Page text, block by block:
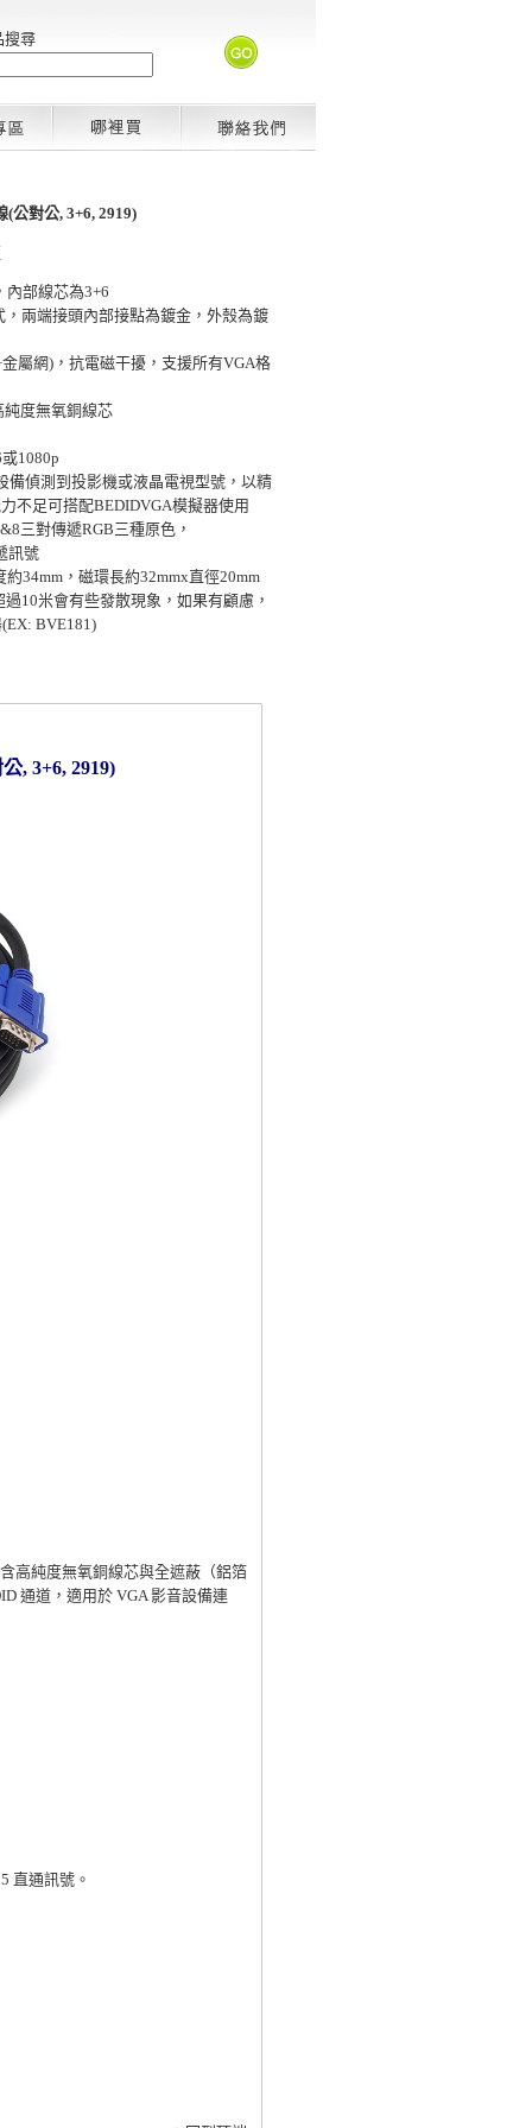
搜尋
公對公, 3+6, 2919)
部線芯為3+6
兩端接頭內部接點為鍍金，外殼為鍍
屬網)，抗電磁干擾，支援所有VGA格
度無氧銅線芯
1080p
偵測到投影機或液晶電視型號，以精
不足可搭配BEDIDVGA模擬器使用
三對傳遞RGB三種原色，
訊號
34mm，磁環長約32mmx直徑20mm
10米會有些發散現象，如果有顧慮，
BVE181)
, 3+6, 2919)
高純度無氧銅線芯與全遮蔽（鋁箔
通道，適用於 VGA 影音設備連
直通訊號。